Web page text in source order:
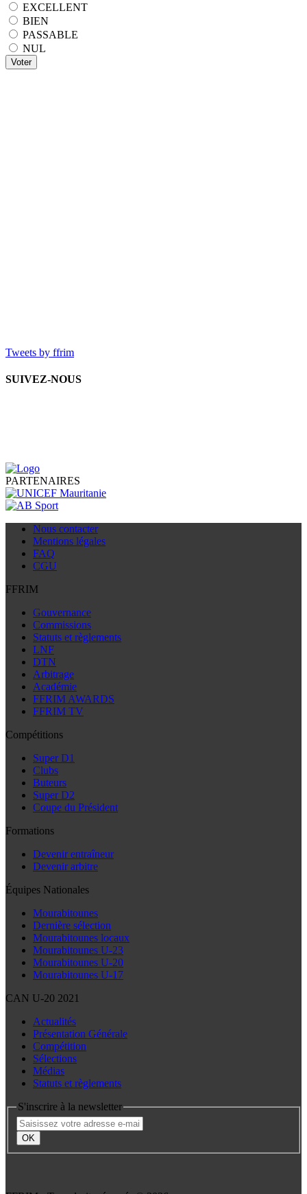
EXCELLENT
BIEN
PASSABLE
NUL
Voter
Tweets by ffrim
SUIVEZ-NOUS
PARTENAIRES
Nous contacter
Mentions légales
FAQ
CGU
FFRIM
Gouvernance
Commissions
Statuts et règlements
LNF
DTN
Arbitrage
Académie
FFRIM AWARDS
FFRIM TV
Compétitions
Super D1
Clubs
Buteurs
Super D2
Coupe du Président
Formations
Devenir entraîneur
Devenir arbitre
Équipes Nationales
Mourabitounes
Dernière sélection
Mourabitounes locaux
Mourabitounes U-23
Mourabitounes U-20
Mourabitounes U-17
CAN U-20 2021
Actualités
Présentation Générale
Compétition
Sélections
Médias
Statuts et règlements
S'inscrire à la newsletter